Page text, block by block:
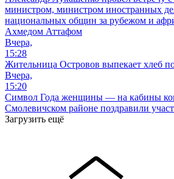
министром, министром иностранных
национальных общин за рубежом и
Ахмедом Аттафом
Вчера,
15:28
Жительница Островов выпекает хлеб
Вчера,
15:20
Символ Года женщины — на кабины
Смолевичском районе поздравили
Загрузить ещё